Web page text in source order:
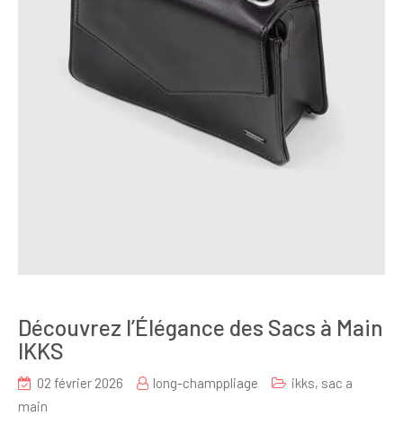
Découvrez l’Élégance des Sacs à Main
IKKS
02 février 2026 long-champpliage ikks, sac a
main